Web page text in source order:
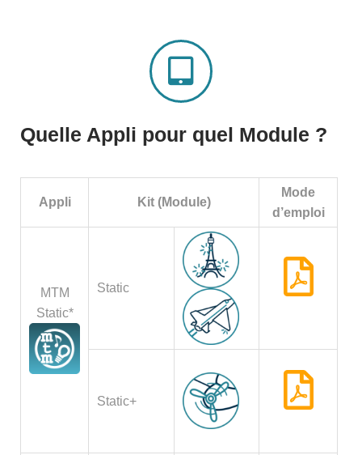
attention au sens du
connecteur (brin rouge
à droite sur la photo)
Quelle Appli pour quel Module ?
Appli Kit (Module)
Mode
d’emploi
MTM
Static*
Static
Static+